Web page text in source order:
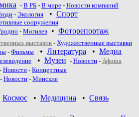
- В РБ - В мире - Новости компаний
- Экология • Спорт
сооружения
- Могилев • Фоторепортаж
выставок - Художественные выставки
- Фильмы • Литература • Медиа
• Музеи - Новости - Афиша
- Новости - Концертные
- Новoсти - Минские
Космос • Медицина • Связь